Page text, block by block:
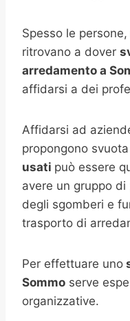
Spesso le
ritrovano a dover
arredamento a
affidarsi a dei
Affidarsi ad
propongono
usati può essere
avere un gruppo
degli sgomberi e
trasporto di
Per effettuare uno
Sommo serve
organizzative.